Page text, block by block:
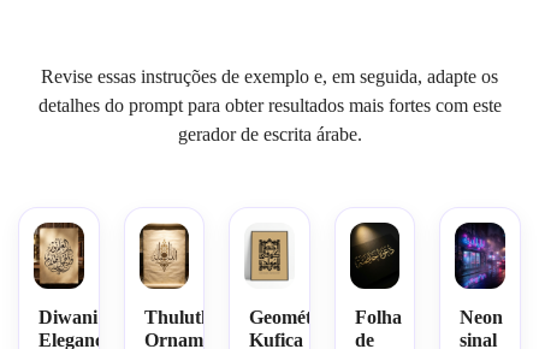
Revise essas instruções de exemplo e, em seguida, adapte os
detalhes do prompt para obter resultados mais fortes com este
gerador de escrita árabe.
Diwani
Elegance
Thuluth
Ornamental
Geométrica
Kufica
Folha
de
Neon
sinal